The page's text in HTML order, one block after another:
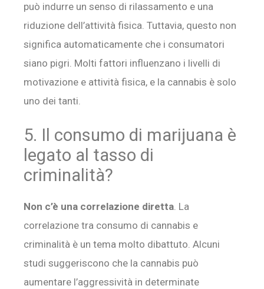
può indurre un senso di rilassamento e una
riduzione dell’attività fisica. Tuttavia, questo non
significa automaticamente che i consumatori
siano pigri. Molti fattori influenzano i livelli di
motivazione e attività fisica, e la cannabis è solo
uno dei tanti.
5. Il consumo di marijuana è
legato al tasso di
criminalità?
Non c’è una correlazione diretta. La
correlazione tra consumo di cannabis e
criminalità è un tema molto dibattuto. Alcuni
studi suggeriscono che la cannabis può
aumentare l’aggressività in determinate